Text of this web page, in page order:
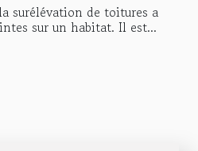
surélévation de toitures a
sur un habitat. Il est...